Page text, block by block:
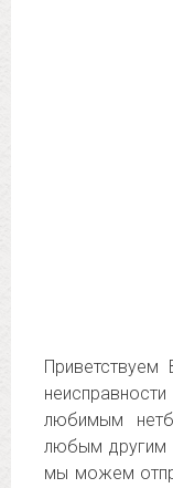
любимым
любым другим
мы можем